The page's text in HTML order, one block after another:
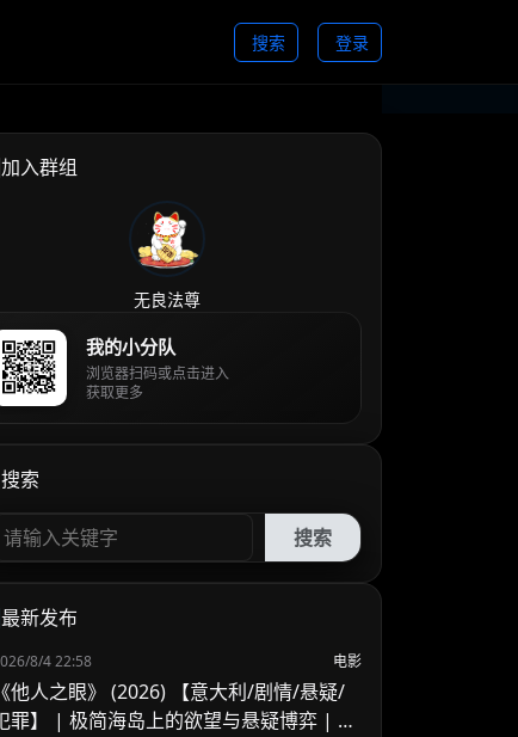
搜索 登录
加入群组
无良法尊
我的小分队
浏览器扫码或点击进入
获取更多
索
搜索
新发布
8/4 22:58 电影
《他人之眼》 (2026) 【意大利/剧情/悬疑/
罪】 | 极简海岛上的欲望与悬疑博弈 | 意